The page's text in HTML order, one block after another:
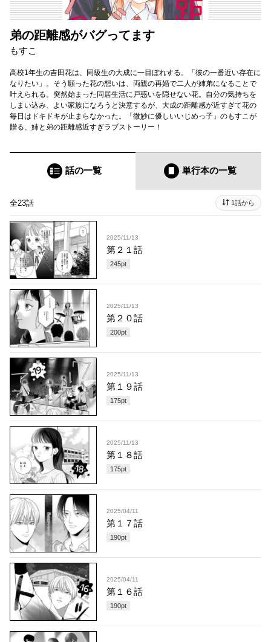
弟の距離感がバグってます
もすこ
高校1年生の吉田花は、同級生の大成に一目ぼれする。「彼の一番近い存在に
なりたい」。そう願った花の想いは、両親の再婚で二人が姉弟になることで
叶えられる。突然始まった同居生活に戸惑いを隠せない花。自分の気持ちを
しまい込み、よい家族になろうと決意するが、大成の距離感が近すぎて花の
毎日はドキドキが止まらなかった。「微妙に優しいいじめっ子」のもすこが
贈る、姉と弟の距離感近すぎラブストーリー！
話の一覧 単行本の一覧
全23話 1話から
2025/11/13
第２１話
245pt
2025/11/13
第２０話
200pt
2025/11/13
第１９話
175pt
2025/11/13
第１８話
175pt
2025/04/11
第１７話
190pt
2025/04/11
第１６話
190pt